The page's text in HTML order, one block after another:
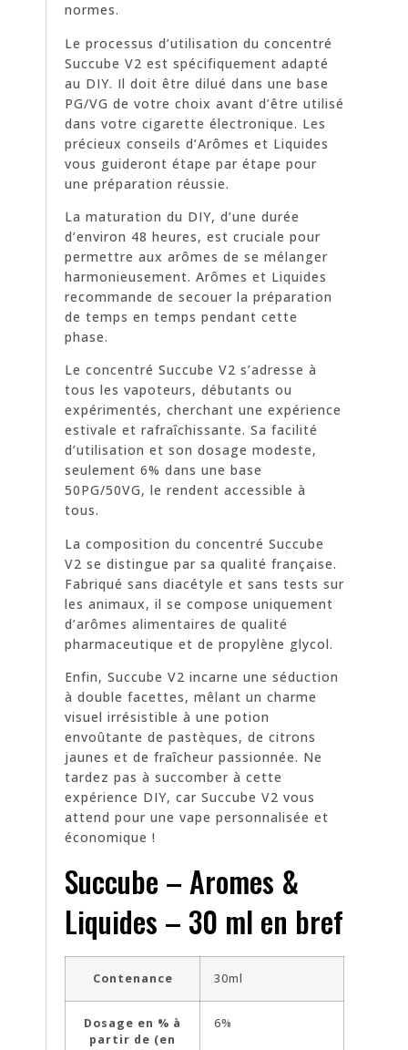
normes.
Le processus d’utilisation du concentré
Succube V2 est spécifiquement adapté
au DIY. Il doit être dilué dans une base
PG/VG de votre choix avant d’être utilisé
dans votre cigarette électronique. Les
précieux conseils d’Arômes et Liquides
vous guideront étape par étape pour
une préparation réussie.
La maturation du DIY, d’une durée
d’environ 48 heures, est cruciale pour
permettre aux arômes de se mélanger
harmonieusement. Arômes et Liquides
recommande de secouer la préparation
de temps en temps pendant cette
phase.
Le concentré Succube V2 s’adresse à
tous les vapoteurs, débutants ou
expérimentés, cherchant une expérience
estivale et rafraîchissante. Sa facilité
d’utilisation et son dosage modeste,
seulement 6% dans une base
50PG/50VG, le rendent accessible à
tous.
La composition du concentré Succube
V2 se distingue par sa qualité française.
Fabriqué sans diacétyle et sans tests sur
les animaux, il se compose uniquement
d’arômes alimentaires de qualité
pharmaceutique et de propylène glycol.
Enfin, Succube V2 incarne une séduction
à double facettes, mêlant un charme
visuel irrésistible à une potion
envoûtante de pastèques, de citrons
jaunes et de fraîcheur passionnée. Ne
tardez pas à succomber à cette
expérience DIY, car Succube V2 vous
attend pour une vape personnalisée et
économique !
Succube – Aromes &
Liquides – 30 ml en bref
Contenance 30ml
Dosage en % à
partir de (en
6%